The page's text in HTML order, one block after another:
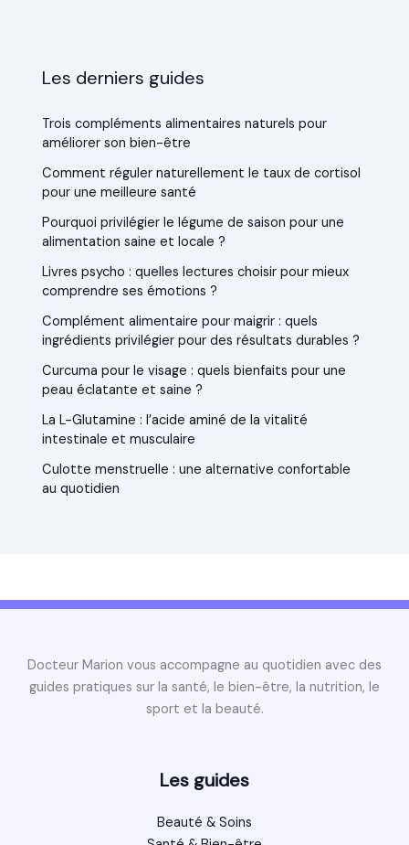
Les derniers guides
Trois compléments alimentaires naturels pour
améliorer son bien-être
Comment réguler naturellement le taux de cortisol
pour une meilleure santé
Pourquoi privilégier le légume de saison pour une
alimentation saine et locale ?
Livres psycho : quelles lectures choisir pour mieux
comprendre ses émotions ?
Complément alimentaire pour maigrir : quels
ingrédients privilégier pour des résultats durables ?
Curcuma pour le visage : quels bienfaits pour une
peau éclatante et saine ?
La L-Glutamine : l’acide aminé de la vitalité
intestinale et musculaire
Culotte menstruelle : une alternative confortable
au quotidien
Docteur Marion vous accompagne au quotidien avec des
guides pratiques sur la santé, le bien-être, la nutrition, le
sport et la beauté.
Les guides
Beauté & Soins